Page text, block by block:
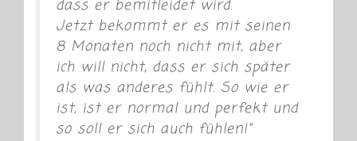
dass er bemitleidet wird.
Jetzt bekommt er es mit seinen
8 Monaten noch nicht mit, aber
ich will nicht, dass er sich später
als was anderes fühlt. So wie er
ist, ist er normal und perfekt und
so soll er sich auch fühlen!“